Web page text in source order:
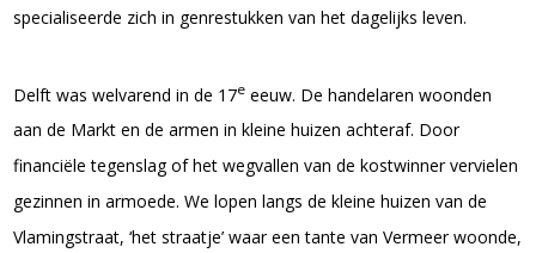
specialiseerde zich in genrestukken van het dagelijks leven.
Delft was welvarend in de 17e eeuw. De handelaren woonden
aan de Markt en de armen in kleine huizen achteraf. Door
financiële tegenslag of het wegvallen van de kostwinner vervielen
gezinnen in armoede. We lopen langs de kleine huizen van de
Vlamingstraat, ‘het straatje’ waar een tante van Vermeer woonde,